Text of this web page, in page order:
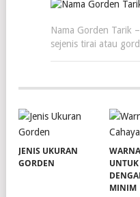
Nama Gorden Tarik
sejenis tirai atau
JENIS UKURAN
GORDEN
MINIM